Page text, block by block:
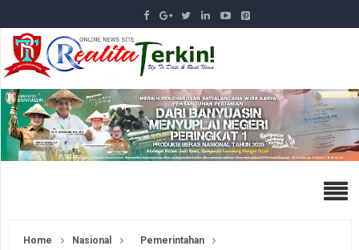
Home Nasional Pemerintahan